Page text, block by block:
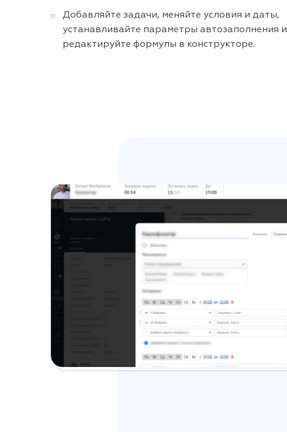
Добавляйте задачи, меняйте условия и даты,
устанавливайте параметры автозаполнения и
редактируйте формулы в конструкторе.